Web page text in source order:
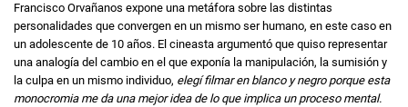
Francisco Orvañanos expone una metáfora sobre las distintas
personalidades que convergen en un mismo ser humano, en este caso en
un adolescente de 10 años. El cineasta argumentó que quiso representar
una analogía del cambio en el que exponía la manipulación, la sumisión y
la culpa en un mismo individuo, elegí filmar en blanco y negro porque esta
monocromia me da una mejor idea de lo que implica un proceso mental.